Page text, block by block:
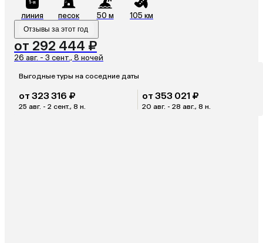
линия песок 50 м 105 км
Отзывы за этот год
от 292 444 ₽
26 авг. - 3 сент., 8 ночей
Выгодные туры на соседние даты
от 323 316 ₽
25 авг. - 2 сент., 8 н.
от 353 021 ₽
20 авг. - 28 авг., 8 н.